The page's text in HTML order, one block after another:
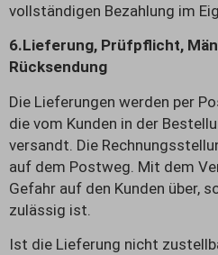
vollständigen Bezahlung im
6.Lieferung, Prüfpflicht,
Rücksendung
Die Lieferungen werden per
die vom Kunden in der
versandt. Die
auf dem Postweg. Mit dem
Gefahr auf den Kunden über,
zulässig ist.
Ist die Lieferung nicht